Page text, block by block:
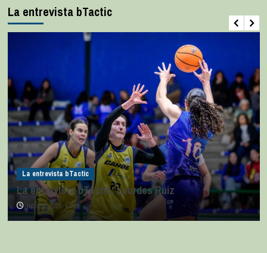
La entrevista bTactic
La entrevista bTactic
La entrevista bTactic: Lourdes Ruiz
julio 11, 2026 0